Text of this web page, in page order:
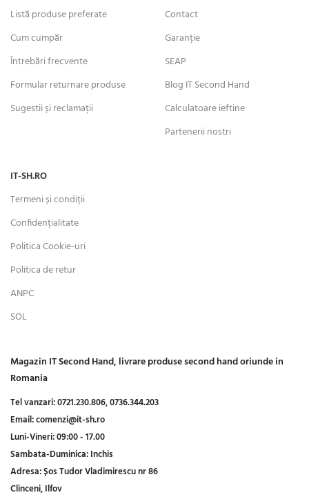
Listă produse preferate
Cum cumpăr
Întrebări frecvente
Formular returnare produse
Sugestii și reclamații
Contact
Garanție
SEAP
Blog IT Second Hand
Calculatoare ieftine
Partenerii nostri
IT-SH.RO
Termeni și condiții
Confidențialitate
Politica Cookie-uri
Politica de retur
ANPC
SOL
Magazin IT Second Hand, livrare produse second hand oriunde in
Romania
Tel vanzari:0721.230.806,0736.344.203
Email:comenzi@it-sh.ro
Luni-Vineri:09:00 - 17.00
Sambata-Duminica:Inchis
Adresa:Șos Tudor Vladimirescu nr 86
Clinceni, Ilfov